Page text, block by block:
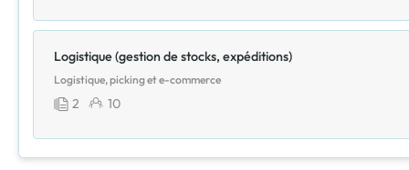
Logistique (gestion de stocks, expéditions)
Logistique, picking et e-commerce
2 10